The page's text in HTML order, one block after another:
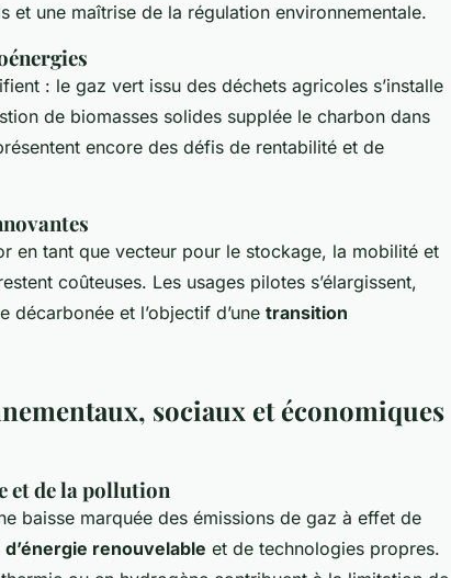
et une maîtrise de la régulation environnementale.
: le gaz vert issu des déchets agricoles s’installe
de biomasses solides supplée le charbon dans
encore des défis de rentabilité et de
en tant que vecteur pour le stockage, la mobilité et
coûteuses. Les usages pilotes s’élargissent,
décarbonée et l’objectif d’une transition
sociaux et économiques
et de la pollution
baisse marquée des émissions de gaz à effet de
d’énergie renouvelable et de technologies propres.